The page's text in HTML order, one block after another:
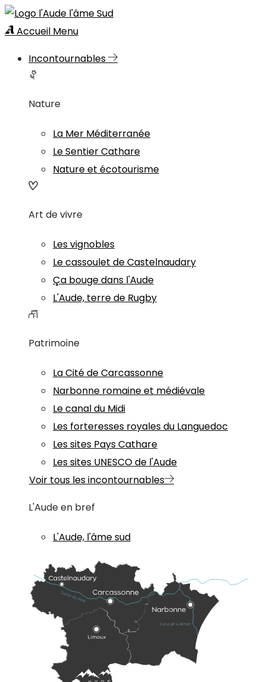
Accueil Menu
Incontournables
Nature
La Mer Méditerranée
Le Sentier Cathare
Nature et écotourisme
Art de vivre
Les vignobles
Le cassoulet de Castelnaudary
Ça bouge dans l'Aude
L'Aude, terre de Rugby
Patrimoine
La Cité de Carcassonne
Narbonne romaine et médiévale
Le canal du Midi
Les forteresses royales du Languedoc
Les sites Pays Cathare
Les sites UNESCO de l'Aude
Voir tous les incontournables
L'Aude en bref
L'Aude, l'âme sud